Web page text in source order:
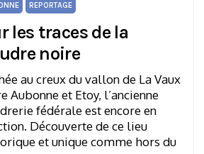
REPORTAGE
les traces de la
noire
au creux du vallon de La Vaux
Aubonne et Etoy, l’ancienne
fédérale est encore en
Découverte de ce lieu
et unique comme hors du